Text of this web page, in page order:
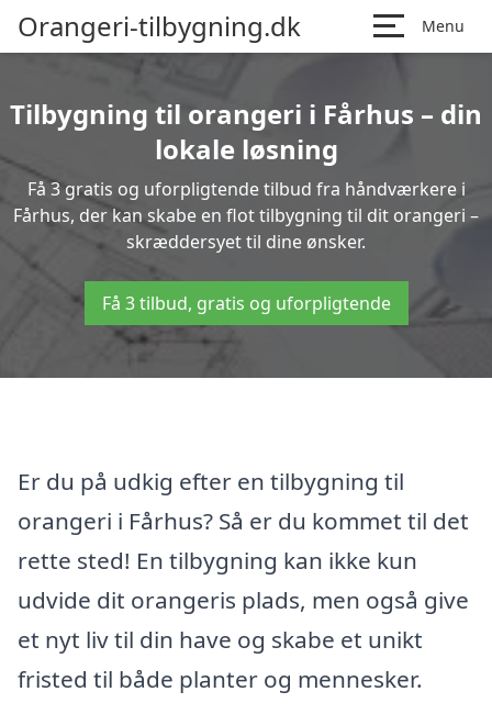
Orangeri-tilbygning.dk Menu
Tilbygning til orangeri i Fårhus – din
lokale løsning
Få 3 gratis og uforpligtende tilbud fra håndværkere i
Fårhus, der kan skabe en flot tilbygning til dit orangeri –
skræddersyet til dine ønsker.
Få 3 tilbud, gratis og uforpligtende
Er du på udkig efter en tilbygning til
orangeri i Fårhus? Så er du kommet til det
rette sted! En tilbygning kan ikke kun
udvide dit orangeris plads, men også give
et nyt liv til din have og skabe et unikt
fristed til både planter og mennesker.